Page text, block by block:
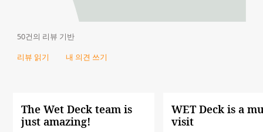
50건의 리뷰 기반
리뷰 읽기 내 의견 쓰기
The Wet Deck team is
just amazing!
WET Deck is a
visit